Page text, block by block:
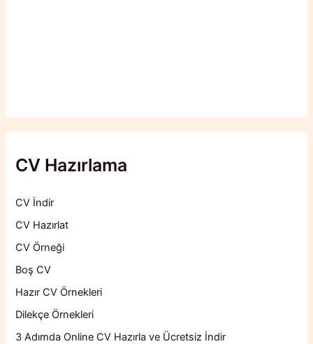
CV Hazırlama
CV İndir
CV Hazırlat
CV Örneği
Boş CV
Hazır CV Örnekleri
Dilekçe Örnekleri
3 Adımda Online CV Hazırla ve Ücretsiz İndir